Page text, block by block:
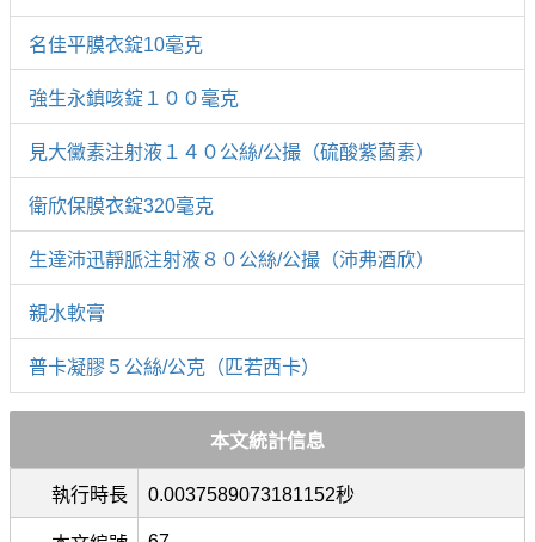
名佳平膜衣錠10毫克
強生永鎮咳錠１００毫克
見大黴素注射液１４０公絲/公撮（硫酸紫菌素）
衛欣保膜衣錠320毫克
生達沛迅靜脈注射液８０公絲/公撮（沛弗酒欣）
親水軟膏
普卡凝膠５公絲/公克（匹若西卡）
本文統計信息
執行時長 0.0037589073181152秒